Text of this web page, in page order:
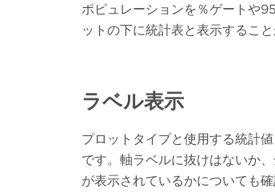
ポピュレーションを％ゲートや
ットの下に統計表と表示するこ
ラベル表示
プロットタイプと使用する統計
です。軸ラベルに抜けはないか
が表示されているかについても